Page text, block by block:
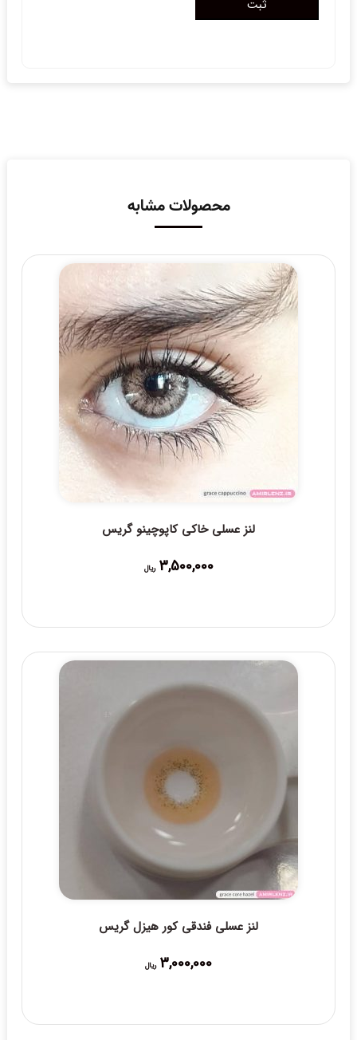
محصولات مشابه
لنز عسلی خاکی کاپوچینو گریس
3,500,000 ریال
لنز عسلی فندقی کور هیزل گریس
3,000,000 ریال